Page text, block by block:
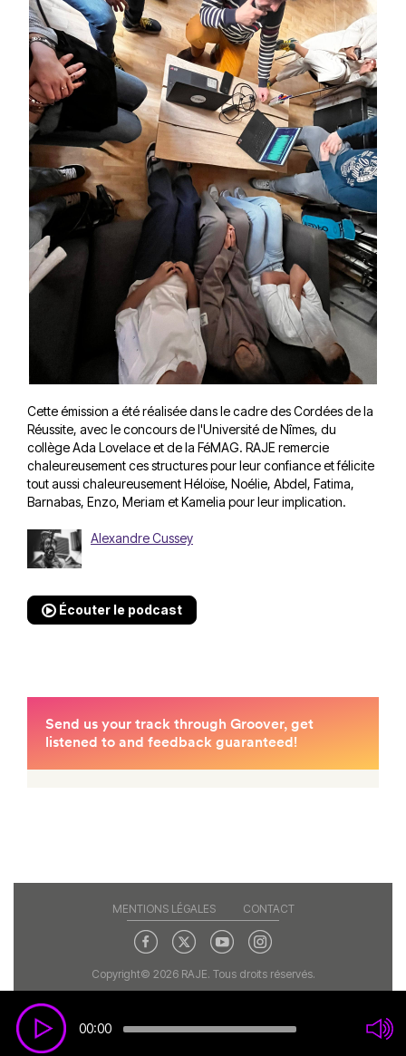
Cette émission a été réalisée dans le cadre des Cordées de la
Réussite, avec le concours de l'Université de Nîmes, du
collège Ada Lovelace et de la FéMAG. RAJE remercie
chaleureusement ces structures pour leur confiance et félicite
tout aussi chaleureusement Héloïse, Noélie, Abdel, Fatima,
Barnabas, Enzo, Meriam et Kamelia pour leur implication.
Alexandre Cussey
Écouter le podcast
00:00
MENTIONS LÉGALES CONTACT
Copyright© 2026 RAJE. Tous droits réservés.